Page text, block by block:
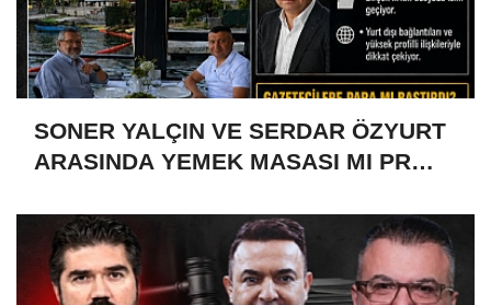
SONER YALÇIN VE SERDAR ÖZYURT
ARASINDA YEMEK MASASI MI PR